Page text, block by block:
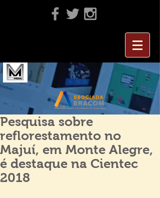
Pesquisa sobre
reflorestamento no
Majuí, em Monte Alegre,
é destaque na Cientec
2018